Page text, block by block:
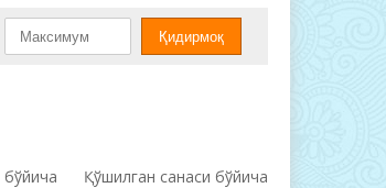
Қўшилган санаси бўйича